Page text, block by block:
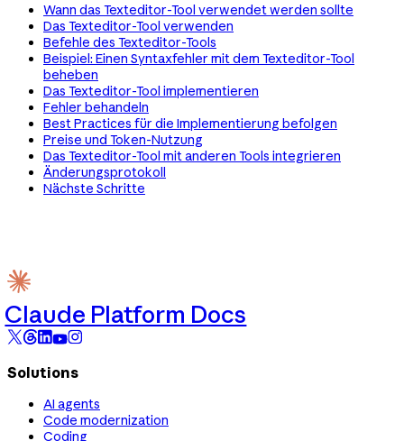
Wann das Texteditor-Tool verwendet werden sollte
Das Texteditor-Tool verwenden
Befehle des Texteditor-Tools
Beispiel: Einen Syntaxfehler mit dem Texteditor-Tool
beheben
Das Texteditor-Tool implementieren
Fehler behandeln
Best Practices für die Implementierung befolgen
Preise und Token-Nutzung
Das Texteditor-Tool mit anderen Tools integrieren
Änderungsprotokoll
Nächste Schritte
Claude Platform Docs
Solutions
AI agents
Code modernization
Coding